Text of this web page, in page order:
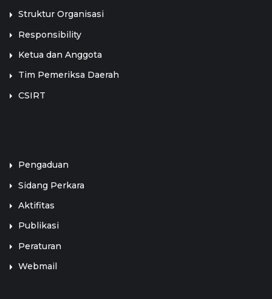
Struktur Organisasi
Responsibility
Ketua dan Anggota
Tim Pemeriksa Daerah
CSIRT
Pengaduan
Sidang Perkara
Aktifitas
Publikasi
Peraturan
Webmail